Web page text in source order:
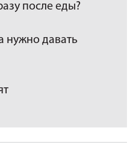
после еды?
нужно давать